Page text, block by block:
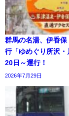
群馬の名湯、伊香保
行「ゆめぐり所沢・
20日～運行！
2026年7月29日